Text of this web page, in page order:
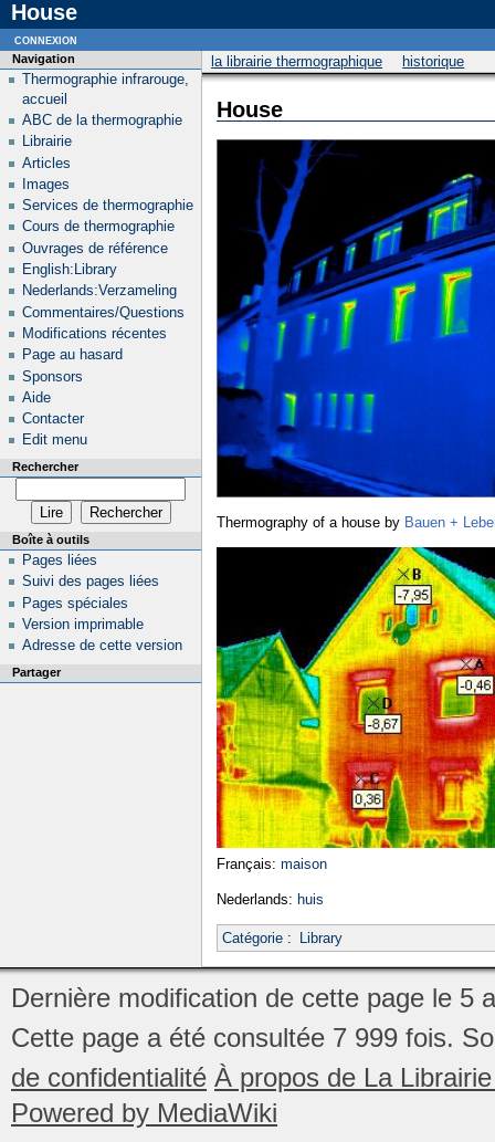
House
la librairie thermographique historique
House
Thermography of a house by Bauen +
Français: maison
Nederlands: huis
Catégorie: Library
Navigation
Thermographie infrarouge,
accueil
ABC de la thermographie
Librairie
Articles
Images
Services de thermographie
Cours de thermographie
Ouvrages de référence
English:Library
Nederlands:Verzameling
Commentaires/Questions
Modifications récentes
Page au hasard
Sponsors
Aide
Contacter
Edit menu
Rechercher
Boîte à outils
Pages liées
Suivi des pages liées
Pages spéciales
Version imprimable
Adresse de cette version
Partager
connexion
Dernière modification de cette page le 5
Cette page a été consultée 7 999 fois.
de confidentialité À propos de La
Powered by MediaWiki